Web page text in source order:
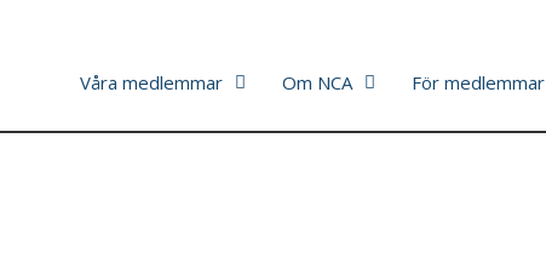
Våra medlemmar Om NCA För medlemmar